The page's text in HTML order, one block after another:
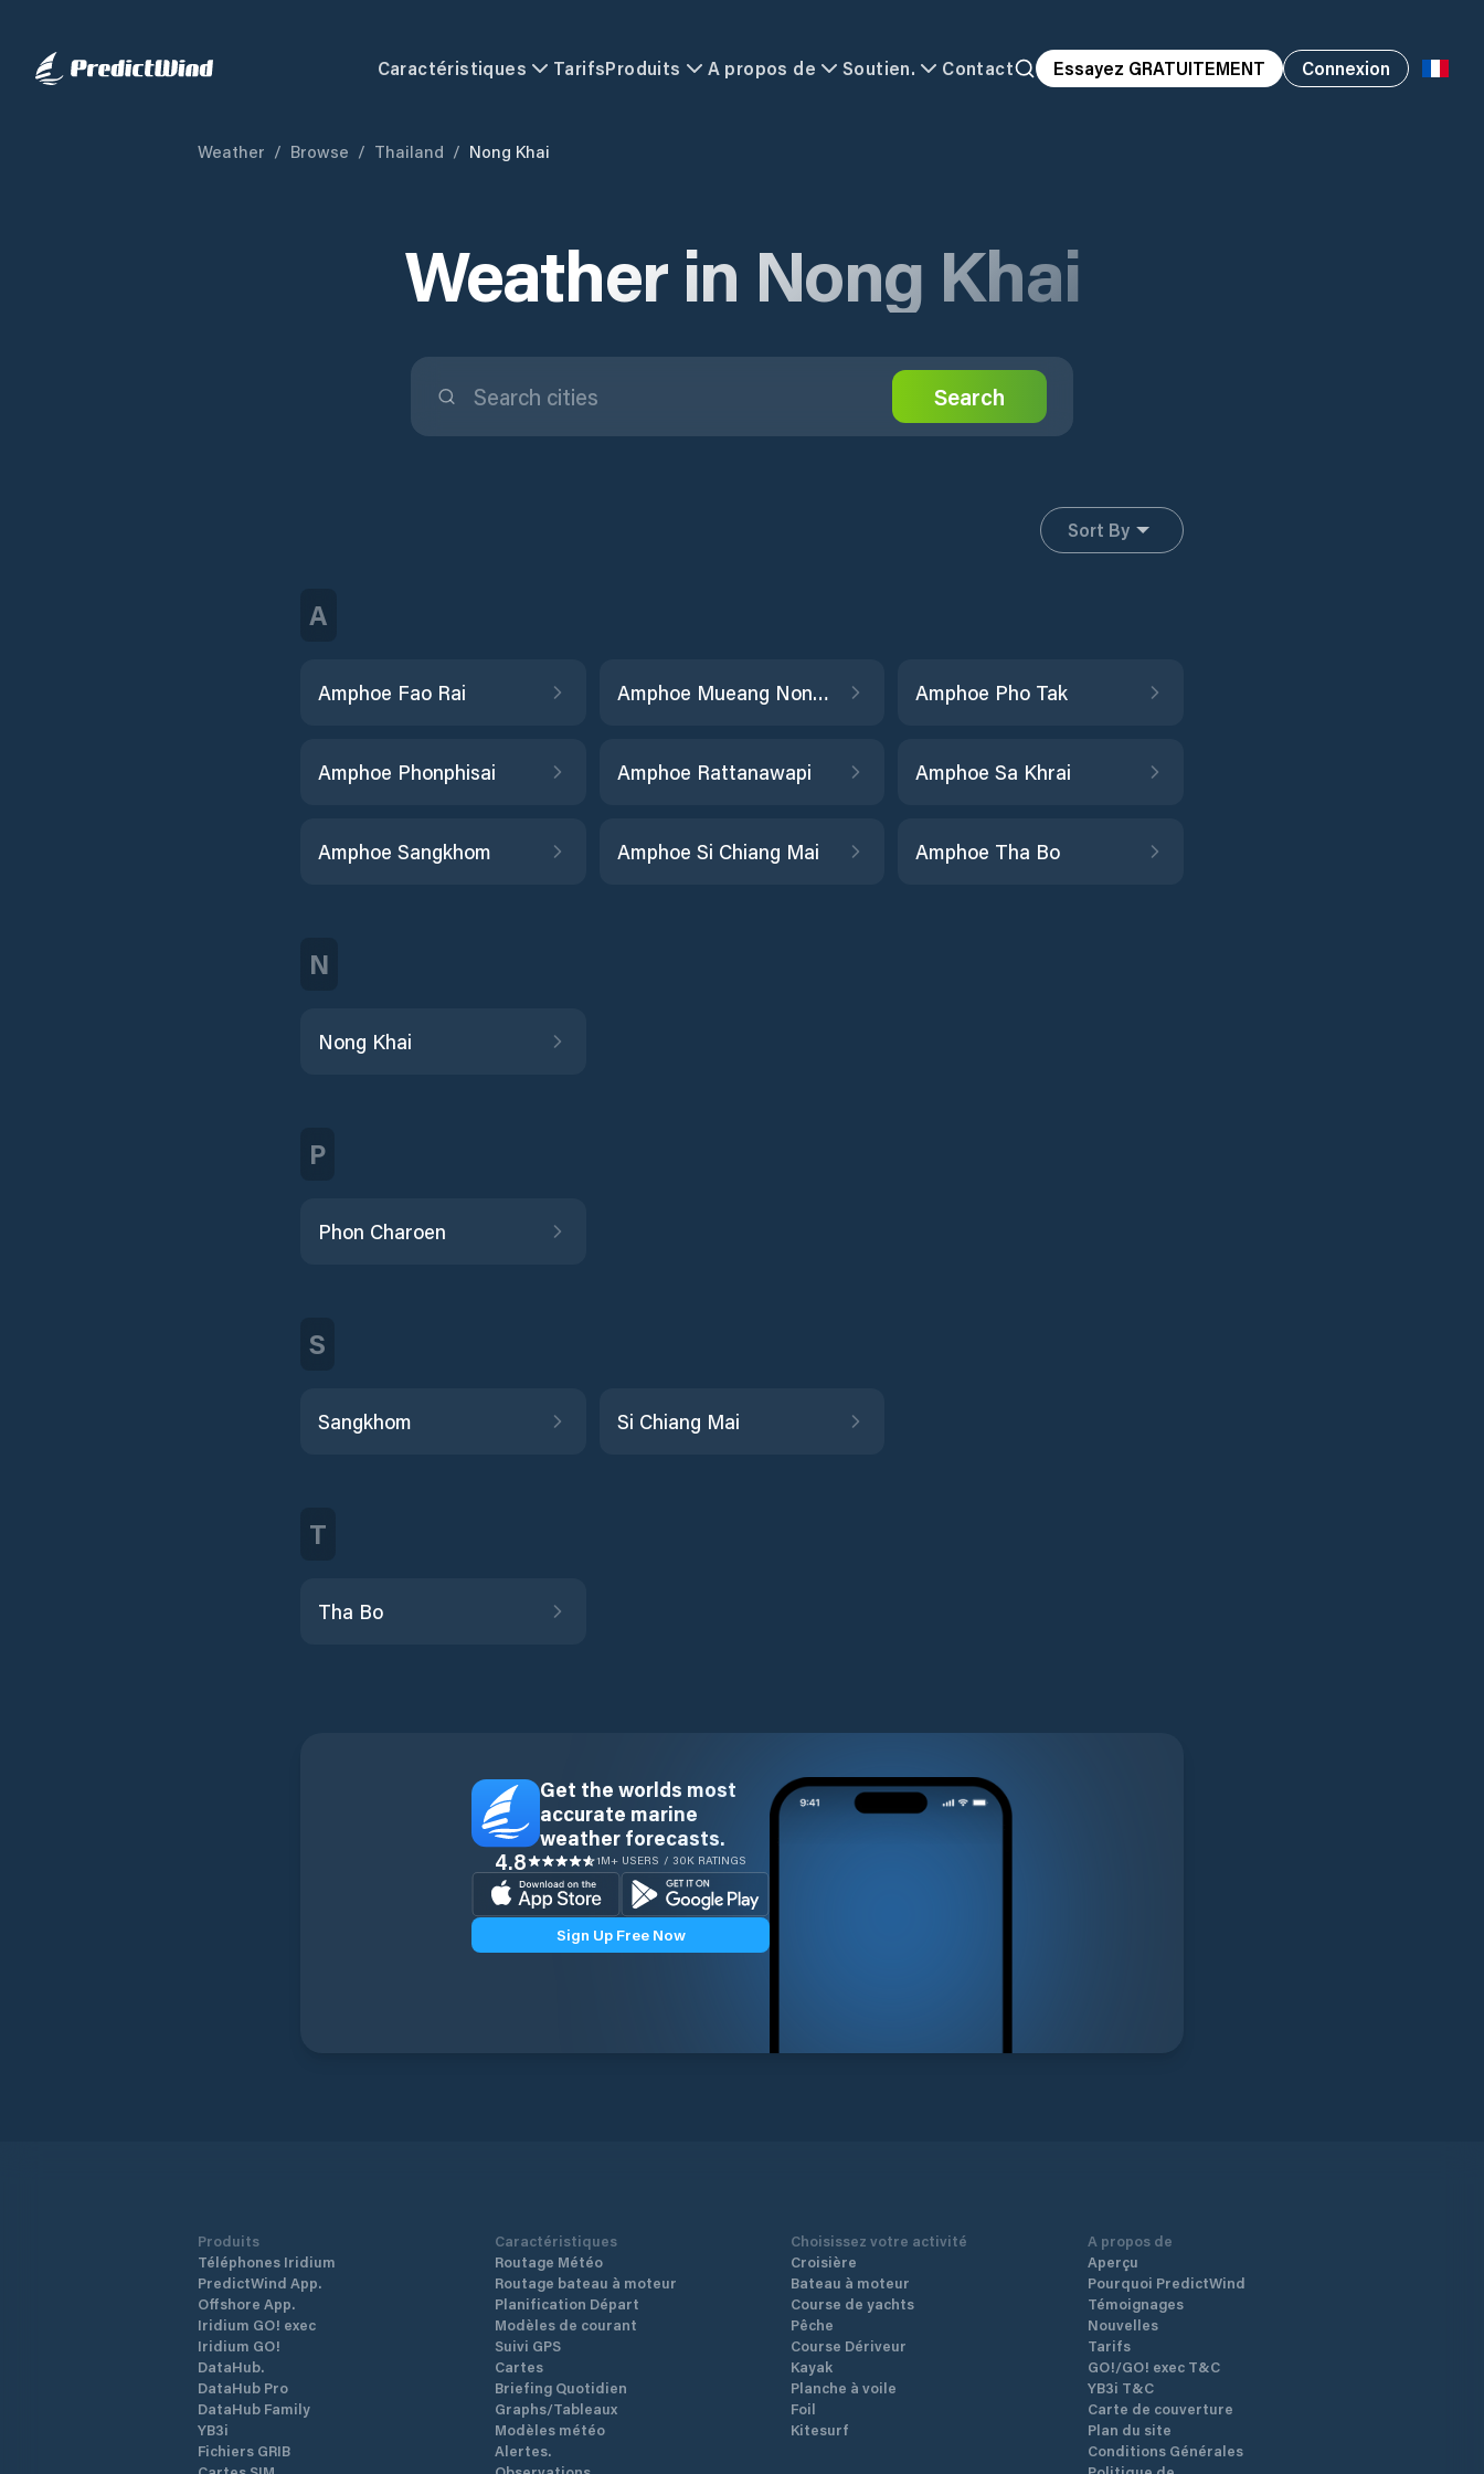
Caractéristiques TarifsProduits A propos de Soutien. Contact Essayez GRATUITEMENT Connexion
Weather / Browse / Thailand / Nong Khai
Weather in Nong Khai
Search
Sort By
A
Amphoe Fao Rai Amphoe Mueang Nong Khai Amphoe Pho Tak
Amphoe Phonphisai Amphoe Rattanawapi Amphoe Sa Khrai
Amphoe Sangkhom Amphoe Si Chiang Mai Amphoe Tha Bo
N
Nong Khai
P
Phon Charoen
S
Sangkhom Si Chiang Mai
T
Tha Bo
Get the worlds most
accurate marine
weather forecasts.
4.8 1M+ USERS / 30K RATINGS
Sign Up Free Now
Produits
Téléphones Iridium
PredictWind App.
Offshore App.
Iridium GO! exec
Iridium GO!
DataHub.
DataHub Pro
DataHub Family
YB3i
Fichiers GRIB
Caractéristiques
Routage Météo
Routage bateau à moteur
Planification Départ
Modèles de courant
Suivi GPS
Cartes
Briefing Quotidien
Graphs/Tableaux
Modèles météo
Alertes.
Choisissez votre activité
Croisière
Bateau à moteur
Course de yachts
Pêche
Course Dériveur
Kayak
Planche à voile
Foil
Kitesurf
A propos de
Aperçu
Pourquoi PredictWind
Témoignages
Nouvelles
Tarifs
GO!/GO! exec T&C
YB3i T&C
Carte de couverture
Plan du site
Conditions Générales